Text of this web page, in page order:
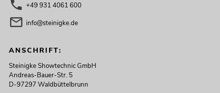
No. 51834860
+49 931 4061 600
info@steinigke.de
ANSCHRIFT:
Steinigke Showtechnic GmbH
Andreas-Bauer-Str. 5
D-97297 Waldbüttelbrunn